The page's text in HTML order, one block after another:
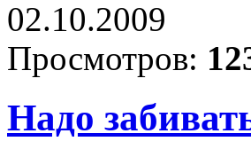
02.10.2009
Просмотров:
Надо